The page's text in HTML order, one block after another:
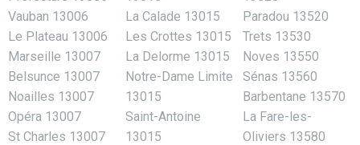
Vauban 13006
Le Plateau 13006
Marseille 13007
Belsunce 13007
Noailles 13007
Opéra 13007
St Charles 13007
La Calade 13015
Les Crottes 13015
La Delorme 13015
Notre-Dame Limite
13015
Saint-Antoine
13015
Paradou 13520
Trets 13530
Noves 13550
Sénas 13560
Barbentane 13570
La Fare-les-
Oliviers 13580